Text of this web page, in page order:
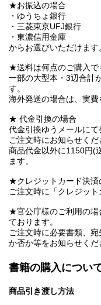
★お振込の場合
・ゆうちょ銀行
・三菱東京UFJ銀行
・東濃信用金庫
からお選びいただけます
★送料は何点のご購入で
一部の大型本・3辺合計
す。
海外発送の場合は、実費
★ 代金引換の場合
代金引換ゆうメールにて
ご注文時にお知らせくだ
商品代金以外に1150円(
ます。
★クレジットカード決済
ご注文時に「クレジット
★官公庁様のご利用の場
ております。
ご注文時に必要書類、
か否か等をお知らせくだ
書籍の購入につい
商品引き渡し方法